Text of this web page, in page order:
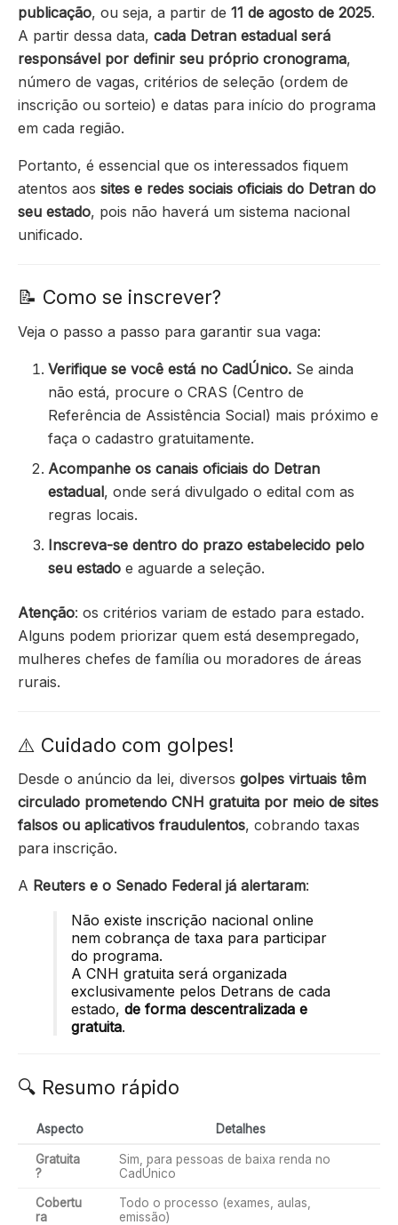
publicação, ou seja, a partir de 11 de agosto de 2025.
A partir dessa data, cada Detran estadual será
responsável por definir seu próprio cronograma,
número de vagas, critérios de seleção (ordem de
inscrição ou sorteio) e datas para início do programa
em cada região.
Portanto, é essencial que os interessados fiquem
atentos aos sites e redes sociais oficiais do Detran do
seu estado, pois não haverá um sistema nacional
unificado.
📝 Como se inscrever?
Veja o passo a passo para garantir sua vaga:
Verifique se você está no CadÚnico. Se ainda
não está, procure o CRAS (Centro de
Referência de Assistência Social) mais próximo e
faça o cadastro gratuitamente.
Acompanhe os canais oficiais do Detran
estadual, onde será divulgado o edital com as
regras locais.
Inscreva-se dentro do prazo estabelecido pelo
seu estado e aguarde a seleção.
Atenção: os critérios variam de estado para estado.
Alguns podem priorizar quem está desempregado,
mulheres chefes de família ou moradores de áreas
rurais.
⚠️ Cuidado com golpes!
Desde o anúncio da lei, diversos golpes virtuais têm
circulado prometendo CNH gratuita por meio de sites
falsos ou aplicativos fraudulentos, cobrando taxas
para inscrição.
A Reuters e o Senado Federal já alertaram:
Não existe inscrição nacional online
nem cobrança de taxa para participar
do programa.
A CNH gratuita será organizada
exclusivamente pelos Detrans de cada
estado, de forma descentralizada e
gratuita.
🔍 Resumo rápido
Aspecto Detalhes
Gratuita
?
Sim, para pessoas de baixa renda no
CadÚnico
Cobertu
ra
Todo o processo (exames, aulas,
emissão)